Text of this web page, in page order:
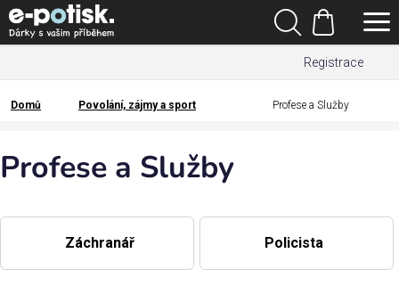
Přejít
na
obsah
Registrace
Hledat
Nákupní
košík
pro
Rodina
Domů
Domů Povolání, zájmy a sport Profese a Služby
Profese a Služby
Záchranář Policista